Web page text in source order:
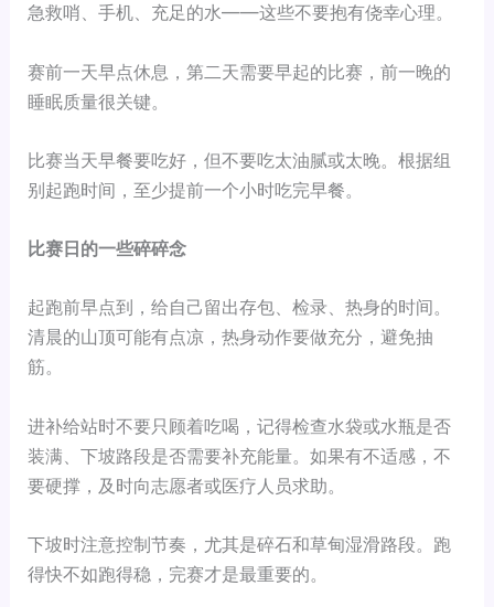
急救哨、手机、充足的水——这些不要抱有侥幸心理。
赛前一天早点休息，第二天需要早起的比赛，前一晚的
睡眠质量很关键。
比赛当天早餐要吃好，但不要吃太油腻或太晚。根据组
别起跑时间，至少提前一个小时吃完早餐。
比赛日的一些碎碎念
起跑前早点到，给自己留出存包、检录、热身的时间。
清晨的山顶可能有点凉，热身动作要做充分，避免抽
筋。
进补给站时不要只顾着吃喝，记得检查水袋或水瓶是否
装满、下坡路段是否需要补充能量。如果有不适感，不
要硬撑，及时向志愿者或医疗人员求助。
下坡时注意控制节奏，尤其是碎石和草甸湿滑路段。跑
得快不如跑得稳，完赛才是最重要的。